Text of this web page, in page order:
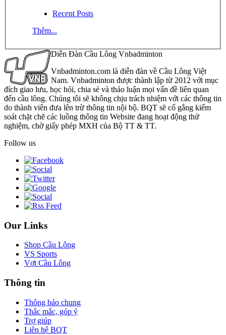
Recent Posts
Thêm...
Diễn Đàn Cầu Lông Vnbadminton
Vnbadminton.com là diễn đàn về Cầu Lông Việt
Nam. Vnbadminton được thành lập từ 2012 với mục
đích giao lưu, học hỏi, chia sẻ và thảo luận mọi vấn đề liên quan
đến cầu lông. Chúng tôi sẽ không chịu trách nhiệm với các thông tin
do thành viên đưa lên trừ thông tin nội bộ. BQT sẽ cố gắng kiểm
soát chặt chẽ các luồng thông tin Website đang hoạt động thử
nghiệm, chờ giấy phép MXH của Bộ TT & TT.
Follow us
Our Links
Shop Cầu Lông
VS Sports
Vợt Cầu Lông
Thông tin
Thông báo chung
Thắc mắc, góp ý
Trợ giúp
Liên hệ BQT